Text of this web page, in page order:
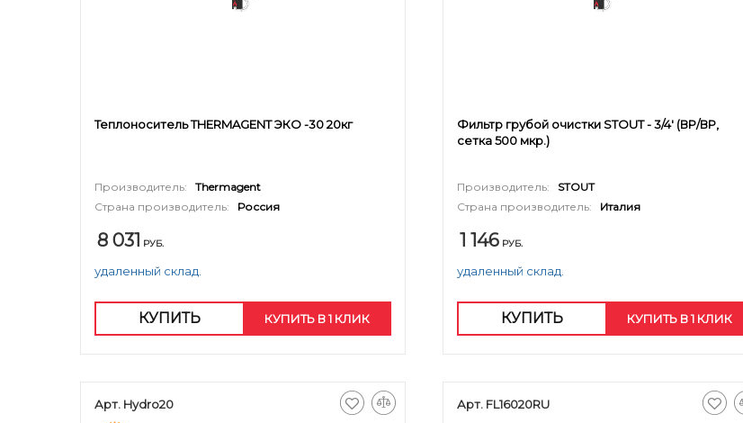
Теплоноситель THERMAGENT ЭКО -30 20кг
Производитель:
Thermagent
Страна производитель:
Россия
8 031 РУБ.
удаленный склад.
КУПИТЬ КУПИТЬ В 1 КЛИК
Фильтр грубой очистки STOUT - 3/4' (ВР/ВР,
сетка 500 мкр.)
Производитель:
STOUT
Страна производитель:
Италия
1 146 РУБ.
удаленный склад.
КУПИТЬ КУПИТЬ В 1 КЛИК
Арт. Hydro20 Арт. FL16020RU